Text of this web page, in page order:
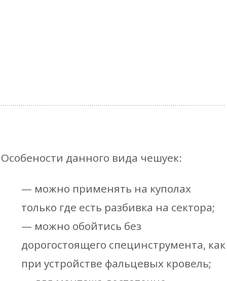
Особености данного вида чешуек:
— можно применять на куполах
только где есть разбивка на сектора;
— можно обойтись без
дорогостоящего специнструмента, как
при устройстве фальцевых кровель;